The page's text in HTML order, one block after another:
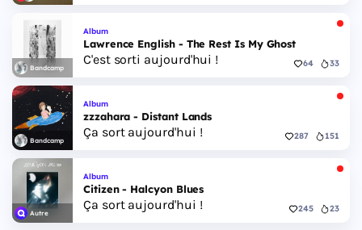
Bandcamp
Album
Lawrence English - The Rest Is My Ghost
C'est sorti aujourd'hui ! 64 33
Bandcamp
Album
zzzahara - Distant Lands
Ça sort aujourd'hui ! 287 151
Autre
Album
Citizen - Halcyon Blues
Ça sort aujourd'hui ! 245 23